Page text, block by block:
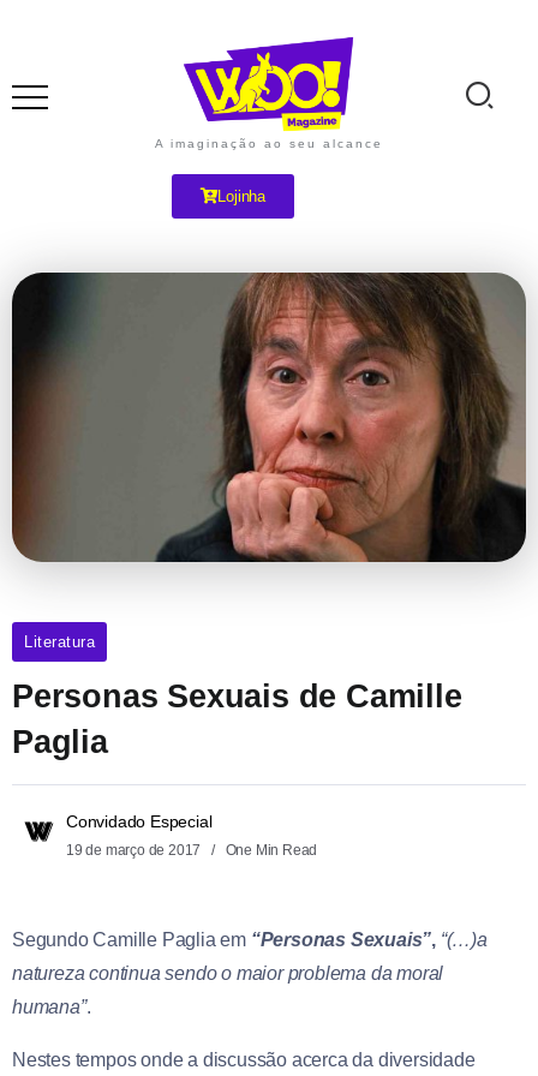
A imaginação ao seu alcance
Lojinha
Literatura
Personas Sexuais de Camille
Paglia
Convidado Especial
19 de março de 2017 One Min Read
Segundo Camille Paglia em “Personas Sexuais”, “(…)a
natureza continua sendo o maior problema da moral
humana”.
Nestes tempos onde a discussão acerca da diversidade